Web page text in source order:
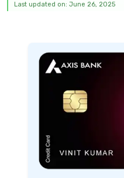
Last updated on: June 26, 2025